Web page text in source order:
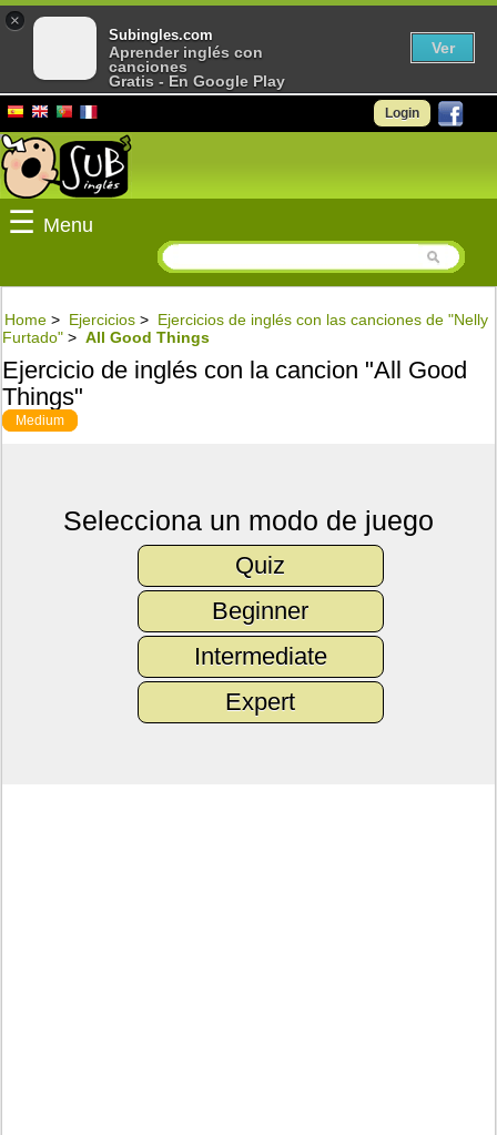
Login
☰ Menu
Home > Ejercicios > Ejercicios de inglés con las canciones de "Nelly
Furtado" > All Good Things
Ejercicio de inglés con la cancion "All Good
Things"
Medium
Selecciona un modo de juego
Quiz
Beginner
Intermediate
Expert
×
Subingles.com
Aprender inglés con
canciones
Gratis - En Google Play
Ver